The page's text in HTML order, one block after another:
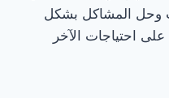
وحل المشاكل بشكل
احتياجات الآخر